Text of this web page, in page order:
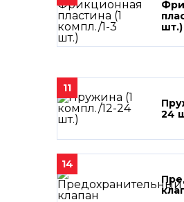
шт.)
11
24
14